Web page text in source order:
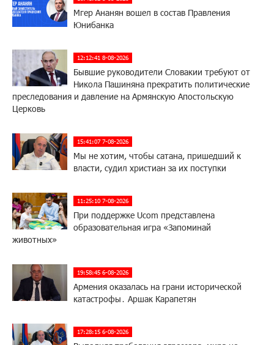
Мгер Ананян вошел в состав Правления
Юнибанка
12:12:41 8-08-2026
Бывшие руководители Словакии требуют от
Никола Пашиняна прекратить политические
преследования и давление на Армянскую Апостольскую
Церковь
15:41:07 7-08-2026
Мы не хотим, чтобы сатана, пришедший к
власти, судил христиан за их поступки
11:25:10 7-08-2026
При поддержке Ucom представлена
образовательная игра «Запоминай
животных»
19:58:45 6-08-2026
Армения оказалась на грани исторической
катастрофы․ Аршак Карапетян
17:28:15 6-08-2026